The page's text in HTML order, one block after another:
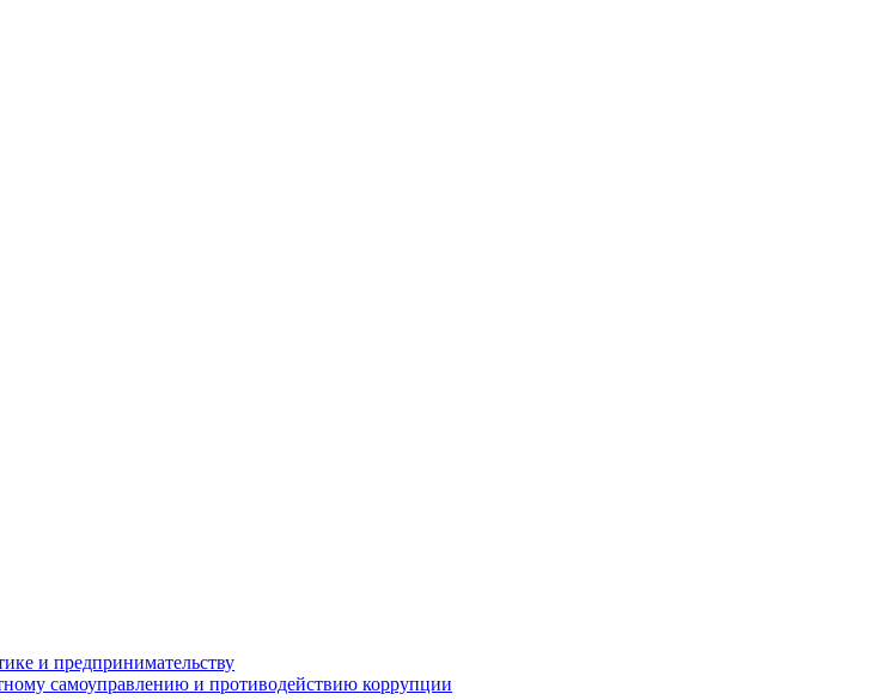
и предпринимательству
самоуправлению и противодействию коррупции